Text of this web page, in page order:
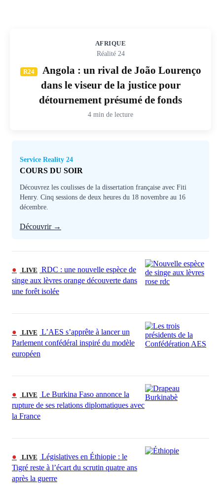
AFRIQUE
Réalité 24
R24
Angola : un rival de João Lourenço
dans le viseur de la justice pour
détournement présumé de fonds
4 min de lecture
Service Reality 24
COURS DU SOIR
Découvrez les coulisses de la dissertation française avec Fiti
Henry. Cinq sessions de deux heures du 18 novembre au 16
décembre.
Découvrir →
● LIVE
RDC : une nouvelle espèce de
singe aux lèvres orange découverte dans
une forêt isolée
● LIVE
L’AES s’apprête à lancer un
Parlement confédéral inspiré du modèle
européen
● LIVE
Le Burkina Faso annonce la
rupture de ses relations diplomatiques avec
la France
● LIVE
Législatives en Éthiopie : le
Tigré reste à l’écart du scrutin quatre ans
après la guerre